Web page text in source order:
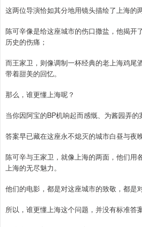
这两位导演恰如其分地用镜头描绘了上海的两
陈可辛像是给这座城市的伤口撒盐，他揭开
历史的伤痛；
而王家卫，则像调制一杯经典的老上海鸡尾
带着甜美的回忆。
那么，谁更懂上海呢？
当你因阿宝的BP机响起而感慨、为酱园弄的
答案早已藏在这座永不熄灭的城市白昼与夜晚
陈可辛与王家卫，就像上海的两面，他们用
上海的无尽魅力。
他们的电影，都是对这座城市的致敬，都是
所以，谁更懂上海这个问题，并没有标准答案